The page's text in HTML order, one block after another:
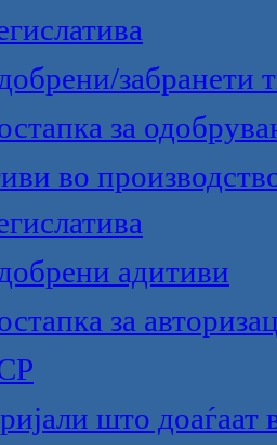
забранети
за
во
адитиви
за
што доаѓаат